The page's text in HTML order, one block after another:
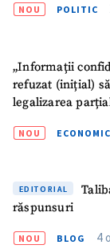
NOU POLITIC
„Informații
refuzat (inițial)
legalizarea
NOU ECONOMIC
EDITORIAL
răspunsuri
NOU BLOG 4